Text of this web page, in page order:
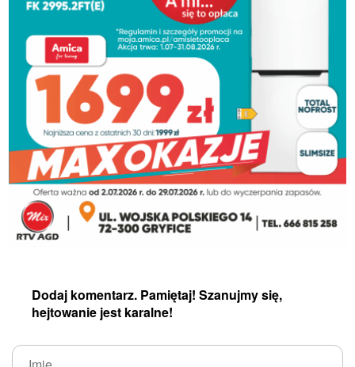
Dodaj komentarz. Pamiętaj! Szanujmy się,
hejtowanie jest karalne!